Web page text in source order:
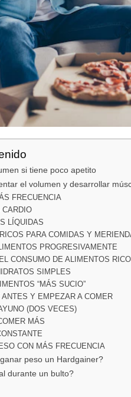
si tiene poco apetito
el volumen y desarrollar
FRECUENCIA
CARDIO
LÍQUIDAS
PARA COMIDAS Y
PROGRESIVAMENTE
CONSUMO DE ALIMENTOS
SIMPLES
“MÁS SUCIO”
Y EMPEZAR A COMER
(DOS VECES)
MÁS
CON MÁS FRECUENCIA
peso un Hardgainer?
durante un bulto?